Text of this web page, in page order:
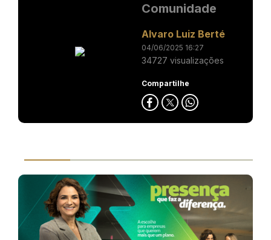
Comunidade
Alvaro Luiz Berté
04/06/2025 16:27
34727 visualizações
Compartilhe